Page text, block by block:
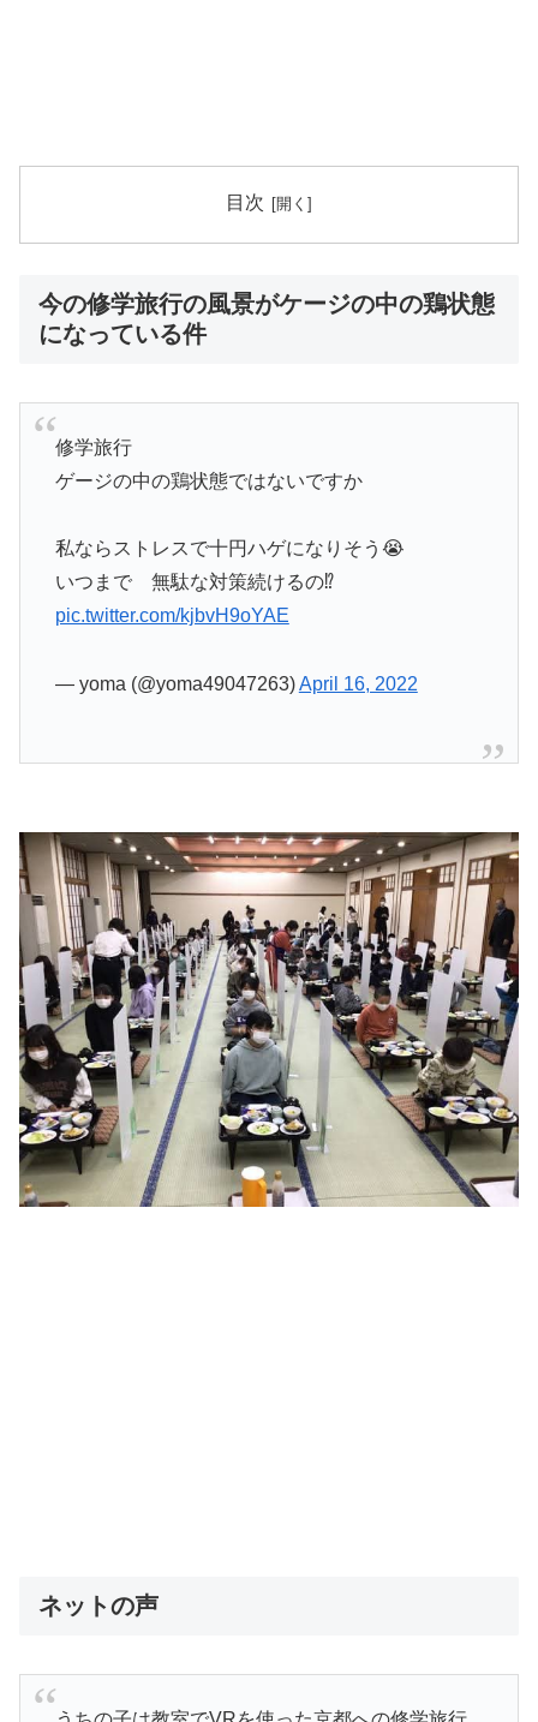
目次
今の修学旅行の風景がケージの中の鶏状態
になっている件
修学旅行
ゲージの中の鶏状態ではないですか
私ならストレスで十円ハゲになりそう😭
いつまで 無駄な対策続けるの⁉️
pic.twitter.com/kjbvH9oYAE
— yoma (@yoma49047263)April 16, 2022
ネットの声